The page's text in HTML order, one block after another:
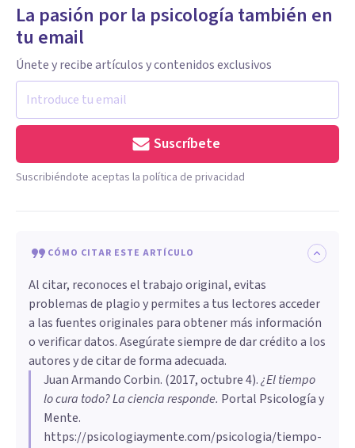
La pasión por la psicología también en
tu email
Únete y recibe artículos y contenidos exclusivos
Suscríbete
Suscribiéndote aceptas la política de privacidad
CÓMO CITAR ESTE ARTÍCULO
Al citar, reconoces el trabajo original, evitas
problemas de plagio y permites a tus lectores acceder
a las fuentes originales para obtener más información
o verificar datos. Asegúrate siempre de dar crédito a los
autores y de citar de forma adecuada.
Juan Armando Corbin. (2017, octubre 4).​¿El tiempo
lo cura todo? La ciencia responde. Portal Psicología y
Mente.
https://psicologiaymente.com/psicologia/tiempo-